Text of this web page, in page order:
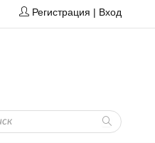
Регистрация | Вход